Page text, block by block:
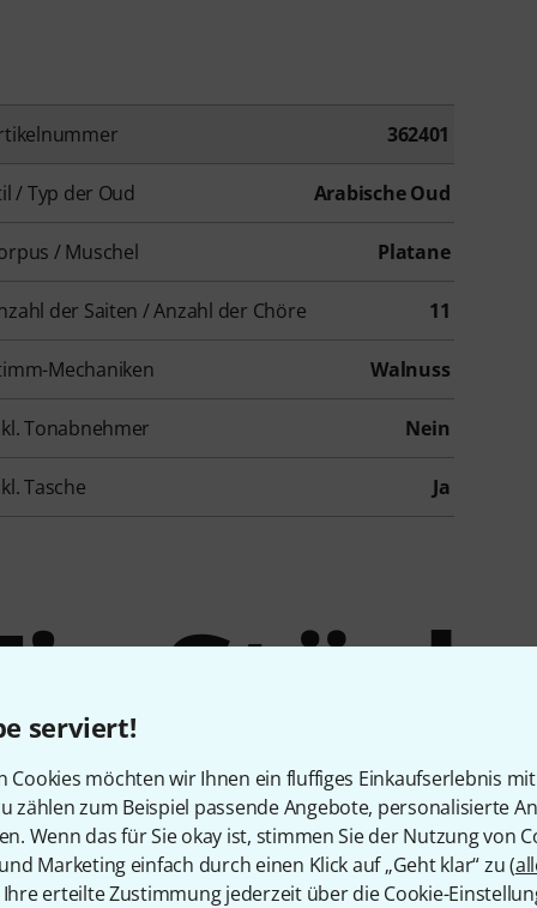
serviert!
Cookies möchten wir Ihnen ein fluffiges Einkaufserlebnis
zählen zum Beispiel passende Angebote, personalisierte
Wenn das für Sie okay ist, stimmen Sie der Nutzung von
Marketing einfach durch einen Klick auf „Geht klar“ zu (
erteilte Zustimmung jederzeit über die Cookie-
362401
/ Typ der Oud Arabische Oud
/ Muschel Platane
der Saiten / Anzahl der Chöre 11
Mechaniken Walnuss
Tonabnehmer Nein
Tasche Ja
Stück